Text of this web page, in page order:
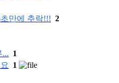
만에 추락!!! 2
... 1
1